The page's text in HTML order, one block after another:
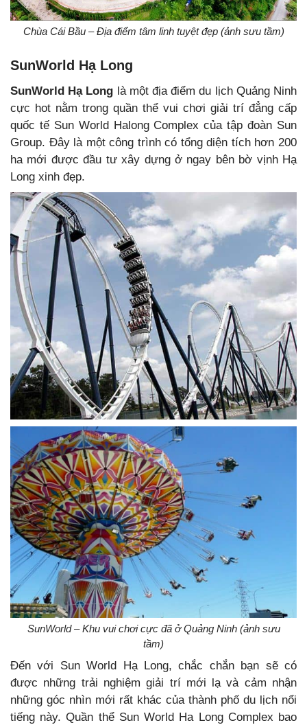
Chùa Cái Bầu – Địa điểm tâm linh tuyệt đẹp (ảnh sưu tầm)
SunWorld Hạ Long
SunWorld Hạ Long là một địa điểm du lịch Quảng Ninh
cực hot nằm trong quần thể vui chơi giải trí đẳng cấp
quốc tế Sun World Halong Complex của tập đoàn Sun
Group. Đây là một công trình có tổng diện tích hơn 200
ha mới được đầu tư xây dựng ở ngay bên bờ vịnh Hạ
Long xinh đẹp.
SunWorld – Khu vui chơi cực đã ở Quảng Ninh (ảnh sưu
tầm)
Đến với Sun World Hạ Long, chắc chắn bạn sẽ có
được những trải nghiệm giải trí mới lạ và cảm nhận
những góc nhìn mới rất khác của thành phố du lịch nổi
tiếng này. Quần thể Sun World Ha Long Complex bao